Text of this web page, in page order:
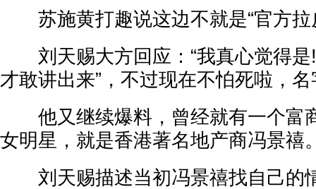
苏施黄打趣说这边不就是“官方拉
刘天赐大方回应：“我真心觉得是!
才敢讲出来”，不过现在不怕死啦，
他又继续爆料，曾经就有一个富
女明星，就是香港著名地产商冯景禧
刘天赐描述当初冯景禧找自己的